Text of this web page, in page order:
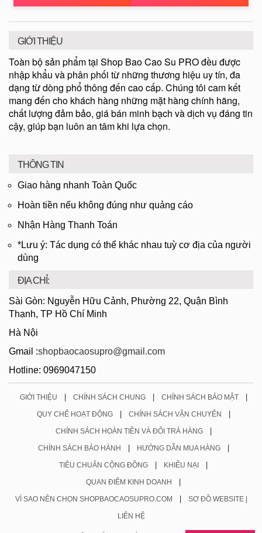
GIỚI THIỆU
Toàn bộ sản phẩm tại Shop Bao Cao Su PRO đều được
nhập khẩu và phân phối từ những thương hiệu uy tín, đa
dạng từ dòng phổ thông đến cao cấp. Chúng tôi cam kết
mang đến cho khách hàng những mặt hàng chính hãng,
chất lượng đảm bảo, giá bán minh bạch và dịch vụ đáng tin
cậy, giúp bạn luôn an tâm khi lựa chọn.
THÔNG TIN
Giao hàng nhanh Toàn Quốc
Hoàn tiền nếu không đúng như quảng cáo
Nhận Hàng Thanh Toán
*Lưu ý: Tác dụng có thể khác nhau tuỳ cơ địa của người
dùng
ĐỊA CHỈ:
Sài Gòn: Nguyễn Hữu Cảnh, Phường 22, Quận Bình
Thạnh, TP Hồ Chí Minh
Hà Nội
Gmail :shopbaocaosupro@gmail.com
Hotline: 0969047150
GIỚI THIỆU | CHÍNH SÁCH CHUNG | CHÍNH SÁCH BẢO MẬT |
QUY CHẾ HOẠT ĐỘNG | CHÍNH SÁCH VẬN CHUYỂN |
CHÍNH SÁCH HOÀN TIỀN VÀ ĐỔI TRẢ HÀNG |
CHÍNH SÁCH BẢO HÀNH | HƯỚNG DẪN MUA HÀNG |
TIÊU CHUẨN CỘNG ĐỒNG | KHIẾU NẠI |
QUAN ĐIỂM KINH DOANH |
VÌ SAO NÊN CHỌN SHOPBAOCAOSUPRO.COM | SƠ ĐỒ WEBSITE |
LIÊN HỆ